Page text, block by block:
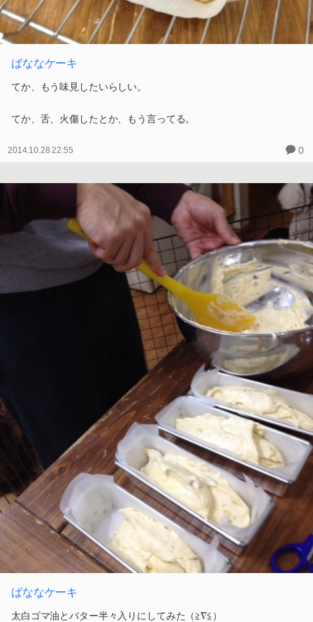
ばななケーキ
てか、もう味見したいらしい。
てか、舌、火傷したとか、もう言ってる。
2014.10.28 22:55 0
ばななケーキ
太白ゴマ油とバター半々入りにしてみた（≧∇≦）